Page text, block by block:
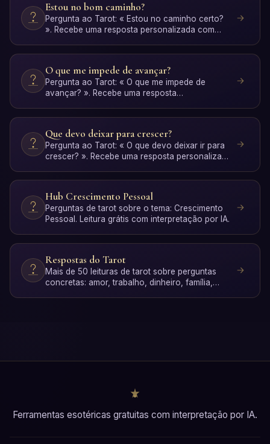
Estou no bom caminho?
Pergunta ao Tarot: « Estou no caminho certo?
». Recebe uma resposta personalizada com
O que me impede de avançar?
Pergunta ao Tarot: « O que me impede de
avançar? ». Recebe uma resposta
Que devo deixar para crescer?
Pergunta ao Tarot: « O que devo deixar ir para
crescer? ». Recebe uma resposta personalizada
Hub Crescimento Pessoal
Perguntas de tarot sobre o tema: Crescimento
Pessoal. Leitura grátis com interpretação por IA.
Respostas do Tarot
Mais de 50 leituras de tarot sobre perguntas
concretas: amor, trabalho, dinheiro, família,
Ferramentas esotéricas gratuitas com interpretação por IA.